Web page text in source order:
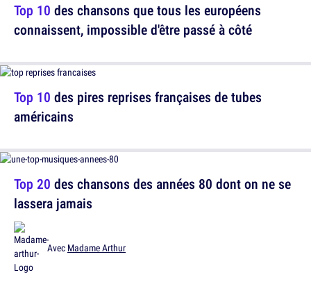
Top 10 des chansons que tous les européens
connaissent, impossible d'être passé à côté
Top 20 des chansons des années 80 dont on ne se
lassera jamais
Avec Madame Arthur
Top 10 des pires reprises françaises de tubes
américains